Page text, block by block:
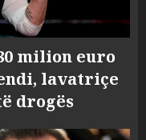
milion euro
lavatriçe
drogës